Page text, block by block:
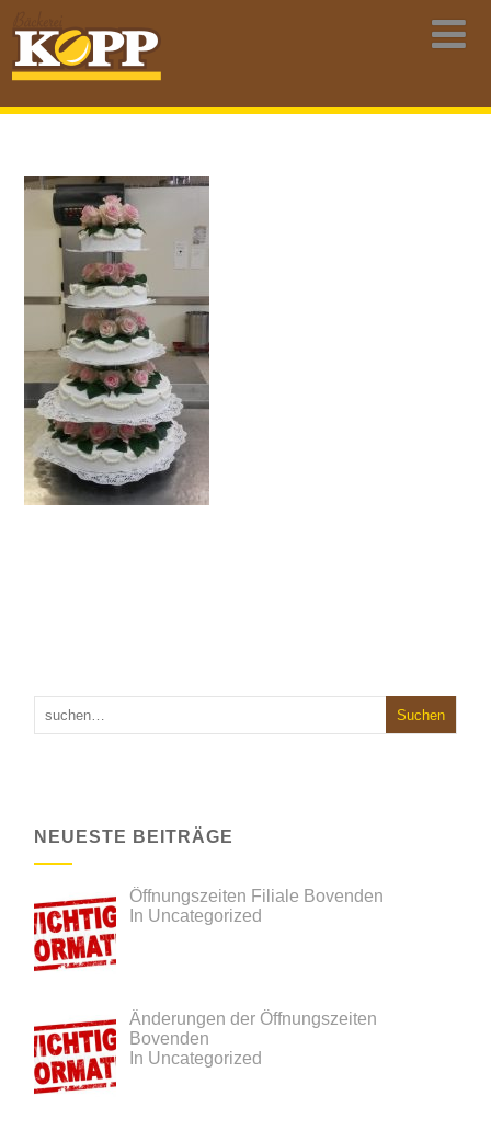
NEUESTE BEITRÄGE
Öffnungszeiten Filiale Bovenden
In Uncategorized
Änderungen der Öffnungszeiten
Bovenden
In Uncategorized